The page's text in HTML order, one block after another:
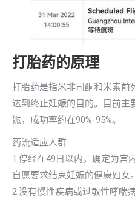
打胎药的原理
打胎药是指米非司酮和米索前
达到终止妊娠的目的。目前主
娠，成功率约在90%-95%。
药流适应人群
1.停经在49日以内，确定为宫
自愿要求结束妊娠的健康妇女。
2.没有慢性疾病或过敏性哮喘病